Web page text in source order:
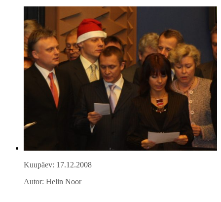
Kuupäev: 17.12.2008
Autor: Helin Noor